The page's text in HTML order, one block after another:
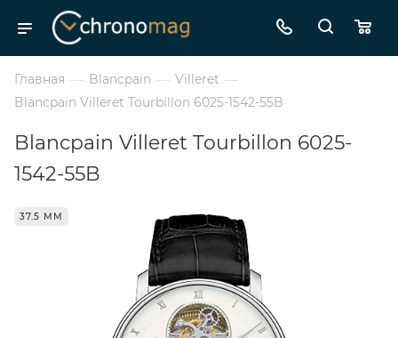
Главная — Blancpain — Villeret —
Blancpain Villeret Tourbillon 6025-1542-55B
Blancpain Villeret Tourbillon 6025-
1542-55B
37.5 ММ